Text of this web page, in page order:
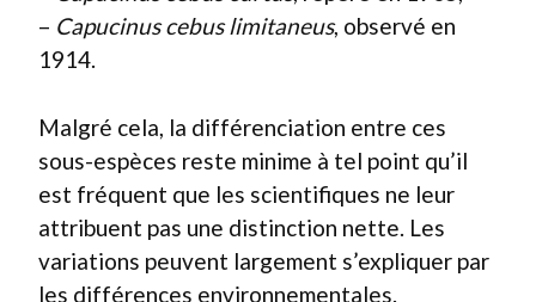
– Capucinus cebus limitaneus, observé en
1914.
Malgré cela, la différenciation entre ces
sous-espèces reste minime à tel point qu’il
est fréquent que les scientifiques ne leur
attribuent pas une distinction nette. Les
variations peuvent largement s’expliquer par
les différences environnementales.